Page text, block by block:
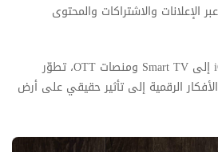
الإعلانات والاشتراكات والمحتوى
من تطبيقات Android و iOS إلى Smart TV ومنصات OTT، تطوّر
الرقمية إلى تأثير حقيقي على أرض